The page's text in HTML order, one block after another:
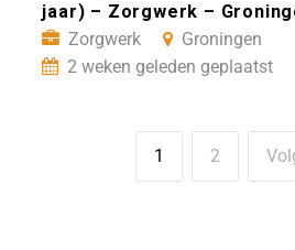
jaar) – Zorgwerk –
Zorgwerk
Groningen
2 weken geleden geplaatst
1 2